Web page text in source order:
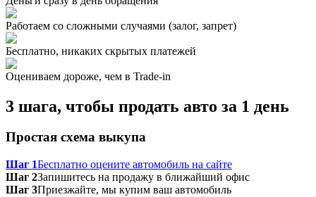
Работаем со сложными случаями (залог, запрет)
Бесплатно, никаких скрытых платежей
Оцениваем дороже, чем в Trade‑in
3 шага, чтобы продать авто за 1 день
Простая схема выкупа
Шаг 1Бесплатно оцените автомобиль на сайте
Шаг 2Запишитесь на продажу в ближайший офис
Шаг 3Приезжайте, мы купим ваш автомобиль